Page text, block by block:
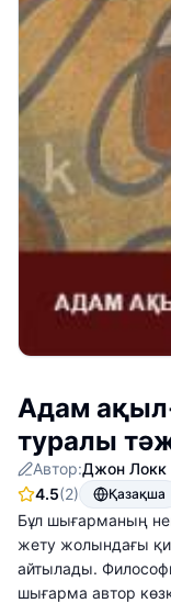
Адам
туралы
Автор:Джон Локк
4.5(2) Қазақша
Бұл шығарманың
жету жолындағы
айтылады.
шығарма автор